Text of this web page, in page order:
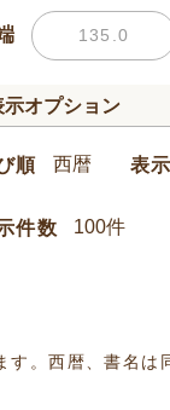
示オプション
順 表
件数
す。西暦、書名